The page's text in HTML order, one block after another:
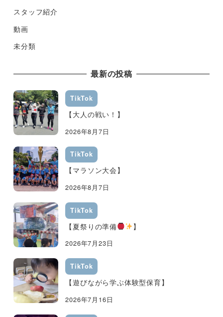
スタッフ紹介
動画
未分類
最新の投稿
TikTok
【大人の戦い！】
2026年8月7日
TikTok
【マラソン大会】
2026年8月7日
TikTok
【夏祭りの準備 】
2026年7月23日
TikTok
【遊びながら学ぶ体験型保育】
2026年7月16日